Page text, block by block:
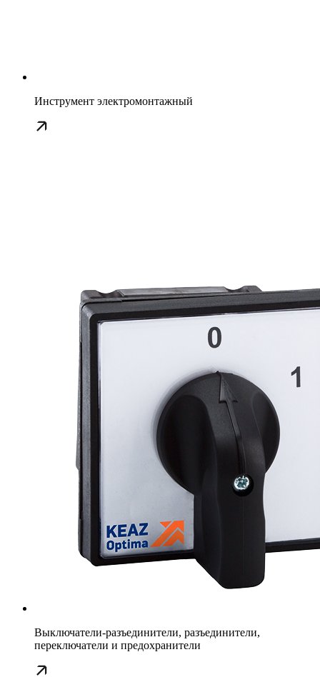
Инструмент электромонтажный
Выключатели-разъединители, разъединители,
переключатели и предохранители